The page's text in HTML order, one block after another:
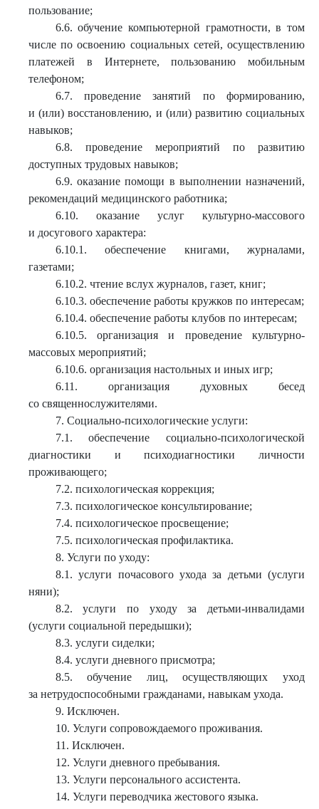
пользование;
6.6. обучение компьютерной грамотности, в том
числе по освоению социальных сетей, осуществлению
платежей в Интернете, пользованию мобильным
телефоном;
6.7. проведение занятий по формированию,
и (или) восстановлению, и (или) развитию социальных
навыков;
6.8. проведение мероприятий по развитию
доступных трудовых навыков;
6.9. оказание помощи в выполнении назначений,
рекомендаций медицинского работника;
6.10. оказание услуг культурно-массового
и досугового характера:
6.10.1. обеспечение книгами, журналами,
газетами;
6.10.2. чтение вслух журналов, газет, книг;
6.10.3. обеспечение работы кружков по интересам;
6.10.4. обеспечение работы клубов по интересам;
6.10.5. организация и проведение культурно-
массовых мероприятий;
6.10.6. организация настольных и иных игр;
6.11. организация духовных бесед
со священнослужителями.
7. Социально-психологические услуги:
7.1. обеспечение социально-психологической
диагностики и психодиагностики личности
проживающего;
7.2. психологическая коррекция;
7.3. психологическое консультирование;
7.4. психологическое просвещение;
7.5. психологическая профилактика.
8. Услуги по уходу:
8.1. услуги почасового ухода за детьми (услуги
няни);
8.2. услуги по уходу за детьми-инвалидами
(услуги социальной передышки);
8.3. услуги сиделки;
8.4. услуги дневного присмотра;
8.5. обучение лиц, осуществляющих уход
за нетрудоспособными гражданами, навыкам ухода.
9. Исключен.
10. Услуги сопровождаемого проживания.
11. Исключен.
12. Услуги дневного пребывания.
13. Услуги персонального ассистента.
14. Услуги переводчика жестового языка.